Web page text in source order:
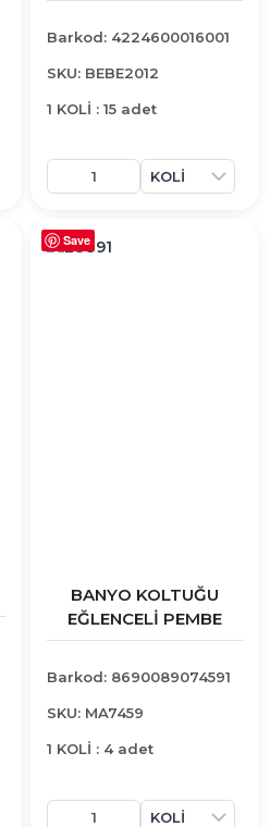
Barkod: 4224600016001
SKU: BEBE2012
1 KOLİ : 15 adet
Save
BANYO KOLTUĞU
EĞLENCELİ PEMBE
Barkod: 8690089074591
SKU: MA7459
1 KOLİ : 4 adet